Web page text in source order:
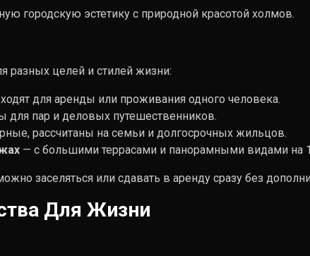
городскую эстетику с природной красотой холмов.
разных целей и стилей жизни:
для аренды или проживания одного человека.
для пар и деловых путешественников.
рассчитаны на семьи и долгосрочных жильцов.
— с большими террасами и панорамными видами на
заселяться или сдавать в аренду сразу без
Для Жизни